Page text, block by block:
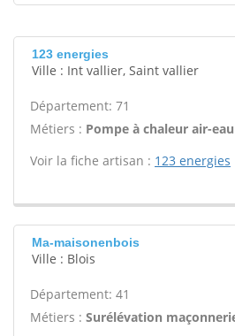
123 energies
Ville : Int vallier, Saint vallier
Département: 71
Métiers : Pompe à chaleur air-
Voir la fiche artisan : 123 energies
Ma-maisonenbois
Ville : Blois
Département: 41
Métiers : Surélévation